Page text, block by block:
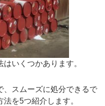
いくつかあります。
、スムーズに処分できるで
を5つ紹介します。